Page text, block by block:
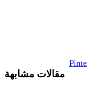
مقالات مشابهة